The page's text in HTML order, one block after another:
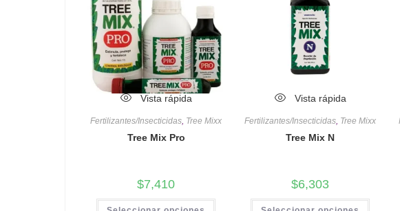
Vista rápida
Fertilizantes/Insecticidas, Tree Mixx
Tree Mix Pro
$7,410
Vista rápida
Fertilizantes/Insecticidas, Tree Mixx
Tree Mix N
$6,303